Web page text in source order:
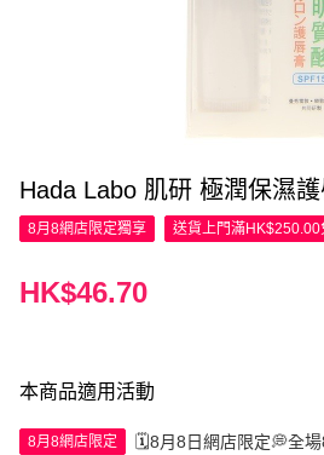
Hada Labo 肌研 極潤保濕
8月8網店限定獨享 送貨上門滿HK$250.00
HK$46.70
本商品適用活動
8月8網店限定 🗓️8月8日網店限定💭全場